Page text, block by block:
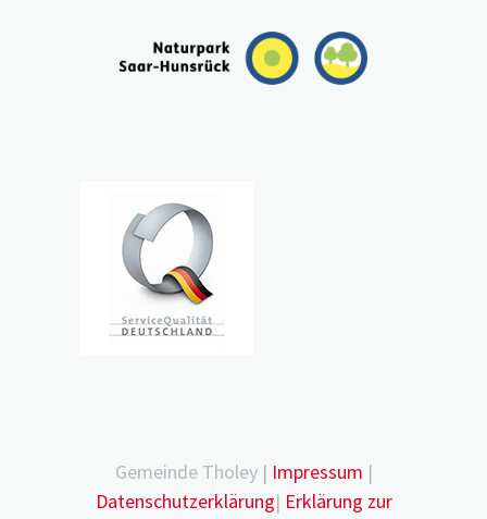
Gemeinde Tholey | Impressum |
Datenschutzerklärung| Erklärung zur